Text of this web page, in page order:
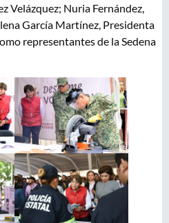
Velázquez; Nuria Fernández,
García Martínez, Presidenta
representantes de la Sedena